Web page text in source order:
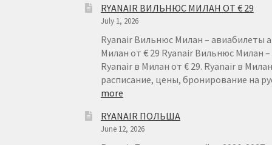
RYANAIR ВИЛЬНЮС МИЛАН ОТ € 29
July 1, 2026
Ryanair Вильнюс Милан – авиабилеты
Милан от € 29 Ryanair Вильнюс Милан
Ryanair в Милан от € 29. Ryanair в
расписание, цены, бронирование на
more:
ВИЛЬНЮС
МИЛАН
RYANAIR ПОЛЬША
June 12, 2026